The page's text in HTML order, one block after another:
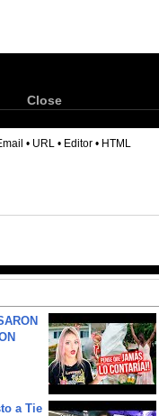
Close
• URL • Editor • HTML
a Tie